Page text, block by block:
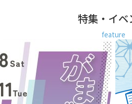
特集・イベ
feature